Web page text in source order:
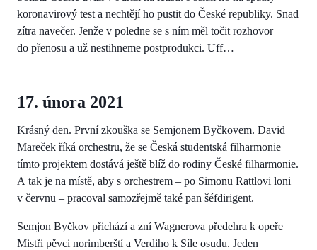
koronavirový test a nechtějí ho pustit do České republiky. Snad
zítra navečer. Jenže v poledne se s ním měl točit rozhovor
do přenosu a už nestihneme postprodukci. Uff…
17. února 2021
Krásný den. První zkouška se Semjonem Byčkovem. David
Mareček říká orchestru, že se Česká studentská filharmonie
tímto projektem dostává ještě blíž do rodiny České filharmonie.
A tak je na místě, aby s orchestrem – po Simonu Rattlovi loni
v červnu – pracoval samozřejmě také pan šéfdirigent.
Semjon Byčkov přichází a zní Wagnerova předehra k opeře
Mistři pěvci norimberští a Verdiho k Síle osudu. Jeden